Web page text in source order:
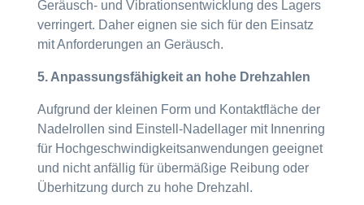
Geräusch- und Vibrationsentwicklung des Lagers
verringert. Daher eignen sie sich für den Einsatz
mit Anforderungen an Geräusch.
5. Anpassungsfähigkeit an hohe Drehzahlen
Aufgrund der kleinen Form und Kontaktfläche der
Nadelrollen sind Einstell-Nadellager mit Innenring
für Hochgeschwindigkeitsanwendungen geeignet
und nicht anfällig für übermäßige Reibung oder
Überhitzung durch zu hohe Drehzahl.